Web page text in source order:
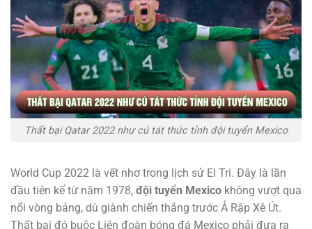
Thất bại Qatar 2022 như cú tát thức tỉnh đội tuyển Mexico
World Cup 2022 là vết nhơ trong lịch sử El Tri. Đây là lần
đầu tiên kể từ năm 1978, đội tuyển Mexico không vượt qua
nổi vòng bảng, dù giành chiến thắng trước Ả Rập Xê Út.
Thất bại đó buộc Liên đoàn bóng đá Mexico phải đưa ra